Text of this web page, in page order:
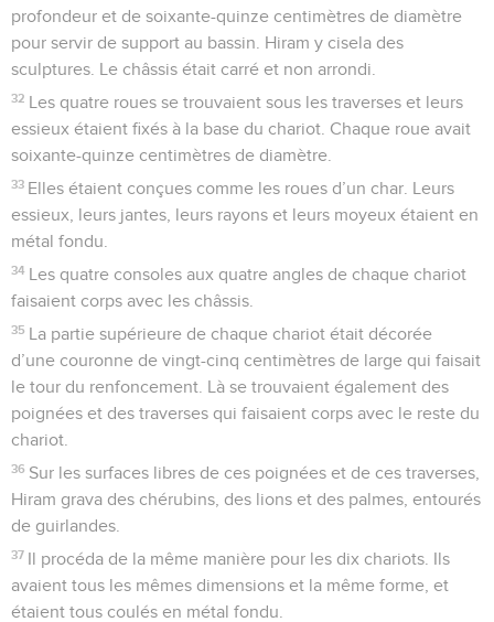
profondeur et de soixante-quinze centimètres de diamètre
pour servir de support au bassin. Hiram y cisela des
sculptures. Le châssis était carré et non arrondi.
32 Les quatre roues se trouvaient sous les traverses et leurs
essieux étaient fixés à la base du chariot. Chaque roue avait
soixante-quinze centimètres de diamètre.
33 Elles étaient conçues comme les roues d’un char. Leurs
essieux, leurs jantes, leurs rayons et leurs moyeux étaient en
métal fondu.
34 Les quatre consoles aux quatre angles de chaque chariot
faisaient corps avec les châssis.
35 La partie supérieure de chaque chariot était décorée
d’une couronne de vingt-cinq centimètres de large qui faisait
le tour du renfoncement. Là se trouvaient également des
poignées et des traverses qui faisaient corps avec le reste du
chariot.
36 Sur les surfaces libres de ces poignées et de ces traverses,
Hiram grava des chérubins, des lions et des palmes, entourés
de guirlandes.
37 Il procéda de la même manière pour les dix chariots. Ils
avaient tous les mêmes dimensions et la même forme, et
étaient tous coulés en métal fondu.